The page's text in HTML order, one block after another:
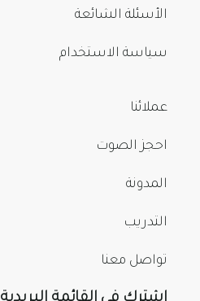
الأسئلة الشائعة
سياسة الاستخدام
عملائنا
احجز الصوت
المدونة
التدريب
تواصل معنا